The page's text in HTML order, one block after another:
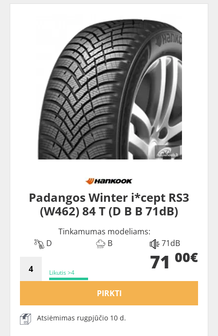
Padangos Winter i*cept RS3
(W462) 84 T (D B B 71dB)
Tinkamumas modeliams:
D
B 71dB
Likutis >4 71 00€
PIRKTI
Atsiėmimas rugpjūčio 10 d.